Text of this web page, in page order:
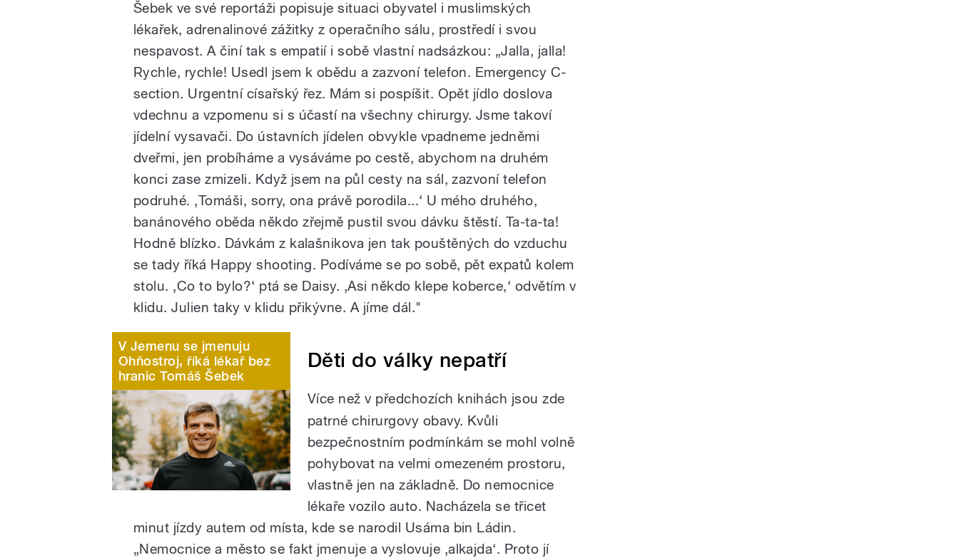
Šebek ve své reportáži popisuje situaci obyvatel i muslimských
lékařek, adrenalinové zážitky z operačního sálu, prostředí i svou
nespavost. A činí tak s empatií i sobě vlastní nadsázkou: „Jalla, jalla!
Rychle, rychle! Usedl jsem k obědu a zazvoní telefon. Emergency C-
section. Urgentní císařský řez. Mám si pospíšit. Opět jídlo doslova
vdechnu a vzpomenu si s účastí na všechny chirurgy. Jsme takoví
jídelní vysavači. Do ústavních jídelen obvykle vpadneme jedněmi
dveřmi, jen probíháme a vysáváme po cestě, abychom na druhém
konci zase zmizeli. Když jsem na půl cesty na sál, zazvoní telefon
podruhé. ‚Tomáši, sorry, ona právě porodila...‘ U mého druhého,
banánového oběda někdo zřejmě pustil svou dávku štěstí. Ta-ta-ta!
Hodně blízko. Dávkám z kalašnikova jen tak pouštěných do vzduchu
se tady říká Happy shooting. Podíváme se po sobě, pět expatů kolem
stolu. ‚Co to bylo?‘ ptá se Daisy. ‚Asi někdo klepe koberce,‘ odvětím v
klidu. Julien taky v klidu přikývne. A jíme dál."
V Jemenu se jmenuju
Ohňostroj, říká lékař bez
hranic Tomáš Šebek
Děti do války nepatří
Více než v předchozích knihách jsou zde
patrné chirurgovy obavy. Kvůli
bezpečnostním podmínkám se mohl volně
pohybovat na velmi omezeném prostoru,
vlastně jen na základně. Do nemocnice
lékaře vozilo auto. Nacházela se třicet
minut jízdy autem od místa, kde se narodil Usáma bin Ládin.
„Nemocnice a město se fakt jmenuje a vyslovuje ‚alkajda‘. Proto jí